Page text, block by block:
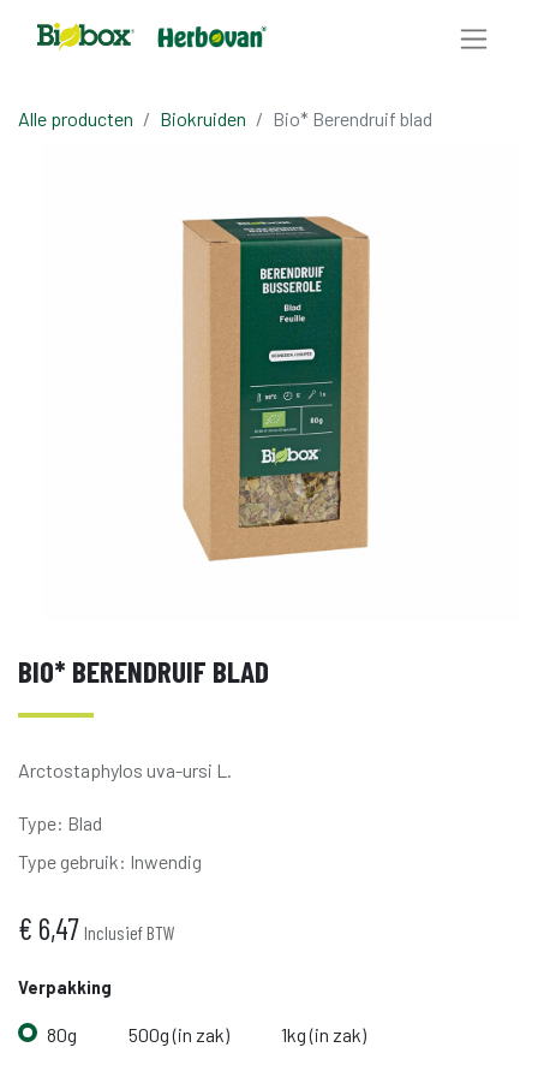
Alle producten Biokruiden Bio* Berendruif blad
BIO* BERENDRUIF BLAD
Arctostaphylos uva-ursi L.
Type: Blad
Type gebruik: Inwendig
€ 6,47 Inclusief BTW
Verpakking
80g 500g (in zak) 1kg (in zak)